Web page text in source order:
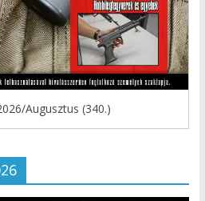
Augusztus (340.)